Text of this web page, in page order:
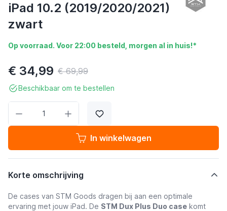
iPad 10.2 (2019/2020/2021)
zwart
Op voorraad. Voor 22:00 besteld, morgen al in huis!*
€ 34,99 € 69,99
Beschikbaar om te bestellen
In winkelwagen
Korte omschrijving
De cases van STM Goods dragen bij aan een optimale
ervaring met jouw iPad. De STM Dux Plus Duo case komt